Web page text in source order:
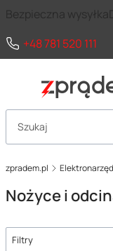
Bezpieczna wysyłka
+48 781 520 111
Otwórz wyszukiwarkę
zpradem.pl
Nożyce i
Filtry